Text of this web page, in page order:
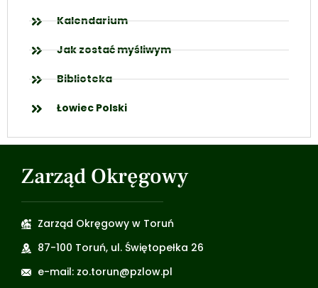
Kalendarium
Jak zostać myśliwym
Biblioteka
Łowiec Polski
Zarząd Okręgowy
Zarząd Okręgowy w Toruń
87-100 Toruń, ul. Świętopełka 26
e-mail: zo.torun@pzlow.pl